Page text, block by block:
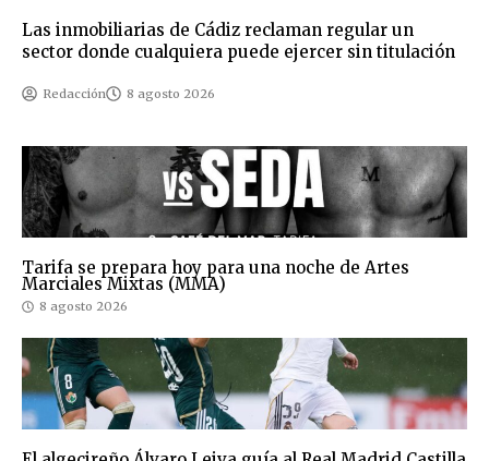
Las inmobiliarias de Cádiz reclaman regular un
sector donde cualquiera puede ejercer sin titulación
Redacción 8 agosto 2026
Tarifa se prepara hoy para una noche de Artes
Marciales Mixtas (MMA)
8 agosto 2026